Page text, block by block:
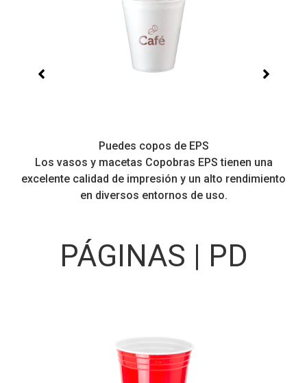
Puedes copos de EPS
Los vasos y macetas Copobras EPS tienen una
excelente calidad de impresión y un alto rendimiento
en diversos entornos de uso.
PÁGINAS | PD